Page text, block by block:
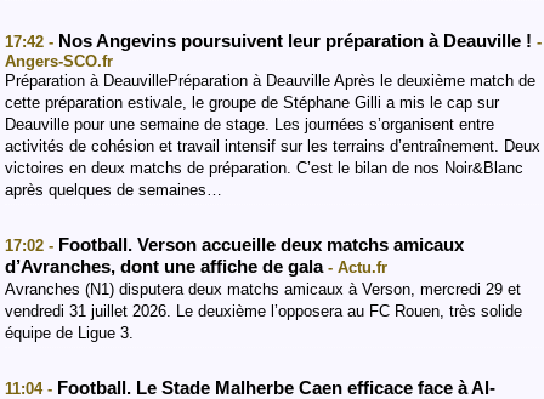
17:42 - Nos Angevins poursuivent leur préparation à Deauville ! -
Angers-SCO.fr
Préparation à DeauvillePréparation à Deauville Après le deuxième match de
cette préparation estivale, le groupe de Stéphane Gilli a mis le cap sur
Deauville pour une semaine de stage. Les journées s’organisent entre
activités de cohésion et travail intensif sur les terrains d’entraînement. Deux
victoires en deux matchs de préparation. C’est le bilan de nos Noir&Blanc
après quelques de semaines…
17:02 - Football. Verson accueille deux matchs amicaux
d’Avranches, dont une affiche de gala - Actu.fr
Avranches (N1) disputera deux matchs amicaux à Verson, mercredi 29 et
vendredi 31 juillet 2026. Le deuxième l’opposera au FC Rouen, très solide
équipe de Ligue 3.
11:04 - Football. Le Stade Malherbe Caen efficace face à Al-